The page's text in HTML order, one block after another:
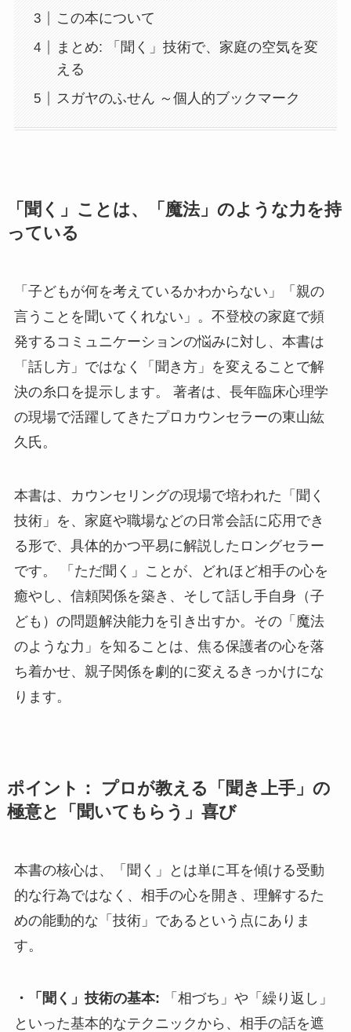
この本について
まとめ: 「聞く」技術で、家庭の空気を変
える
スガヤのふせん ～個人的ブックマーク
「聞く」ことは、「魔法」のような力を持
っている
「子どもが何を考えているかわからない」「親の
言うことを聞いてくれない」。不登校の家庭で頻
発するコミュニケーションの悩みに対し、本書は
「話し方」ではなく「聞き方」を変えることで解
決の糸口を提示します。 著者は、長年臨床心理学
の現場で活躍してきたプロカウンセラーの東山紘
久氏。
本書は、カウンセリングの現場で培われた「聞く
技術」を、家庭や職場などの日常会話に応用でき
る形で、具体的かつ平易に解説したロングセラー
です。 「ただ聞く」ことが、どれほど相手の心を
癒やし、信頼関係を築き、そして話し手自身（子
ども）の問題解決能力を引き出すか。その「魔法
のような力」を知ることは、焦る保護者の心を落
ち着かせ、親子関係を劇的に変えるきっかけにな
ります。
ポイント： プロが教える「聞き上手」の
極意と「聞いてもらう」喜び
本書の核心は、「聞く」とは単に耳を傾ける受動
的な行為ではなく、相手の心を開き、理解するた
めの能動的な「技術」であるという点にありま
す。
・「聞く」技術の基本:
「相づち」や「繰り返し」
といった基本的なテクニックから、相手の話を遮